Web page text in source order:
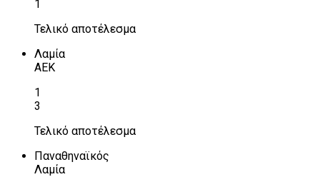
1
Τελικό αποτέλεσμα
Λαμία
ΑΕΚ
1
3
Τελικό αποτέλεσμα
Παναθηναϊκός
Λαμία